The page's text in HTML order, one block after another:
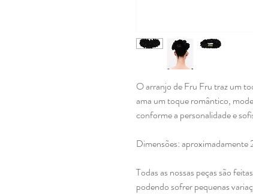
O arranjo de Fru Fru traz um
ama um toque romântico,
conforme a personalidade e
Dimensões: aproximadamente
Todas as nossas peças são
podendo sofrer pequenas